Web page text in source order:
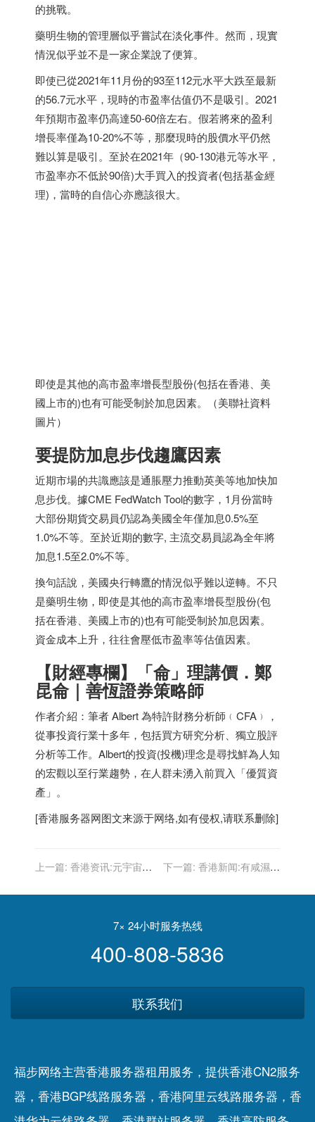
的挑戰。
藥明生物的管理層似乎嘗試在淡化事件。然而，現實
情況似乎並不是一家企業說了便算。
即使已從2021年11月份的93至112元水平大跌至最新
的56.7元水平，現時的市盈率估值仍不是吸引。2021
年預期市盈率仍高達50-60倍左右。假若將來的盈利
增長率僅為10-20%不等，那麼現時的股價水平仍然
難以算是吸引。至於在2021年（90-130港元等水平，
市盈率亦不低於90倍)大手買入的投資者(包括基金經
理)，當時的自信心亦應該很大。
即使是其他的高市盈率增長型股份(包括在香港、美
國上市的)也有可能受制於加息因素。（美聯社資料
圖片）
要提防加息步伐趨鷹因素
近期市場的共識應該是通脹壓力推動英美等地加快加
息步伐。據CME FedWatch Tool的數字，1月份當時
大部份期貨交易員仍認為美國全年僅加息0.5%至
1.0%不等。至於近期的數字, 主流交易員認為全年將
加息1.5至2.0%不等。
換句話說，美國央行轉鷹的情況似乎難以逆轉。不只
是藥明生物，即使是其他的高市盈率增長型股份(包
括在香港、美國上市的)也有可能受制於加息因素。
資金成本上升，往往會壓低市盈率等估值因素。
【財經專欄】「侖」理講價．鄭
昆侖｜善恆證券策略師
作者介紹：筆者 Albert 為特許財務分析師﹙CFA﹚，
從事投資行業十多年，包括買方研究分析、獨立股評
分析等工作。Albert的投資(投機)理念是尋找鮮為人知
的宏觀以至行業趨勢，在人群未湧入前買入「優質資
產」。
[香港服务器网图文来源于网络,如有侵权,请联系删除]
上一篇: 香港资讯:元宇宙让
人财富减少了近400亿美元
下一篇: 香港新闻:有咸濕佬
犯法 燈神都「瀨嘢」？｜
7× 24小时服务热线
400-808-5836
联系我们
福步网络主营香港服务器租用服务，提供香港CN2服务
器，香港BGP线路服务器，香港阿里云线路服务器，香